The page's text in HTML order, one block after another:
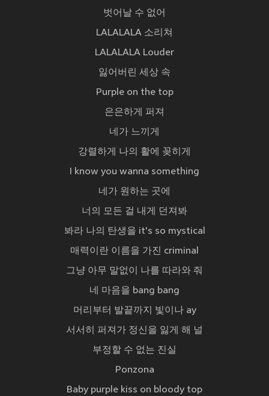
벗어날 수 없어
LALALALA 소리쳐
LALALALA Louder
잃어버린 세상 속
Purple on the top
은은하게 퍼져
네가 느끼게
강렬하게 나의 활에 꽂히게
I know you wanna something
네가 원하는 곳에
너의 모든 걸 내게 던져봐
봐라 나의 탄생을 it's so mystical
매력이란 이름을 가진 criminal
그냥 아무 말없이 나를 따라와 줘
네 마음을 bang bang
머리부터 발끝까지 빛이나 ay
서서히 퍼져가 정신을 잃게 해 널
부정할 수 없는 진실
Ponzona
Baby purple kiss on bloody top